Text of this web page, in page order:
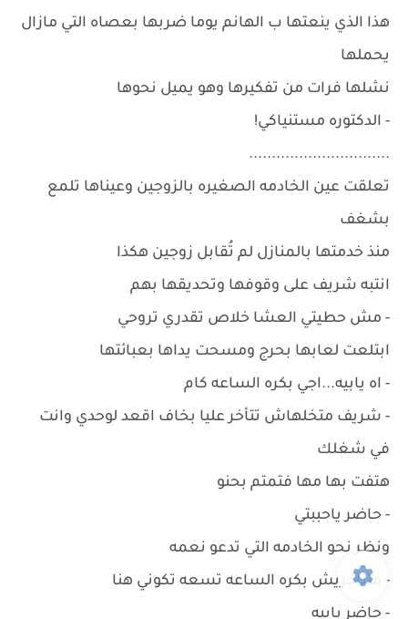
هذا الذي ينعتها ب الهانم يوما ضربها بعصاه التي مازال
يحملها
نشلها فرات من تفكيرها وهو يميل نحوها
- الدكتوره مستنياكي!
...............................
تعلقت عين الخادمه الصغيره بالزوجين وعيناها تلمع
بشغف
منذ خدمتها بالمنازل لم تُقابل زوجين هكذا
انتبه شريف على وقوفها وتحديقها بهم
- مش حطيتي العشا خلاص تقدري تروحي
ابتلعت لعابها بحرج ومسحت يداها بعبائتها
- اه يابيه...اجي بكره الساعه كام
- شريف متخلهاش تتأخر عليا بخاف اقعد لوحدي وانت
في شغلك
هتفت بها مها فتمتم بحنو
- حاضر ياحببتي
ونظر نحو الخادمه التي تدعو نعمه
- متتأخريش بكره الساعه تسعه تكوني هنا
- حاضر يابيه